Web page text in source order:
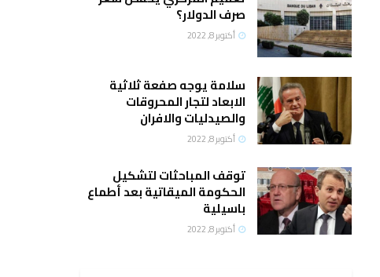
صرف الدولار؟
أكتوبر 8, 2022
سلامة يوجه صفعة ثلاثية
الابعاد لتجار المحروقات
والصيدليات والافران
أكتوبر 8, 2022
توقف المباحثات لتشكيل
الحكومة الميقاتية بعد أطماع
باسيلية
أكتوبر 8, 2022